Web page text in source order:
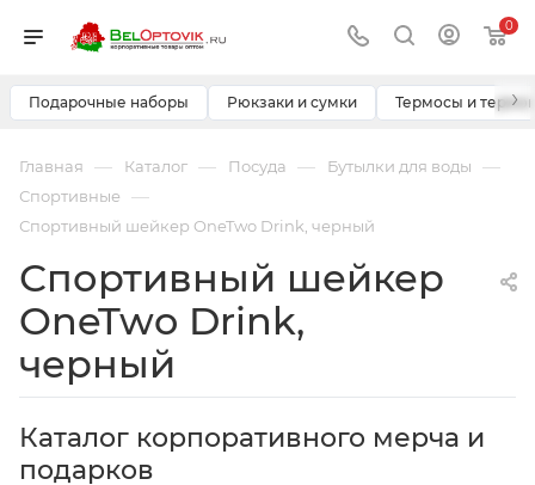
0
Подарочные наборы Рюкзаки и сумки Термосы и ›
Главная — Каталог — Посуда — Бутылки для воды —
Спортивные —
Спортивный шейкер OneTwo Drink, черный
Спортивный шейкер
OneTwo Drink,
черный
Каталог корпоративного мерча и
подарков